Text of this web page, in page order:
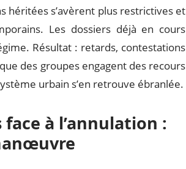
héritées s’avèrent plus restrictives et
Les dossiers déjà en cours
Résultat : retards, contestations
des groupes engagent des recours
urbain s’en retrouve ébranlée.
à l’annulation :